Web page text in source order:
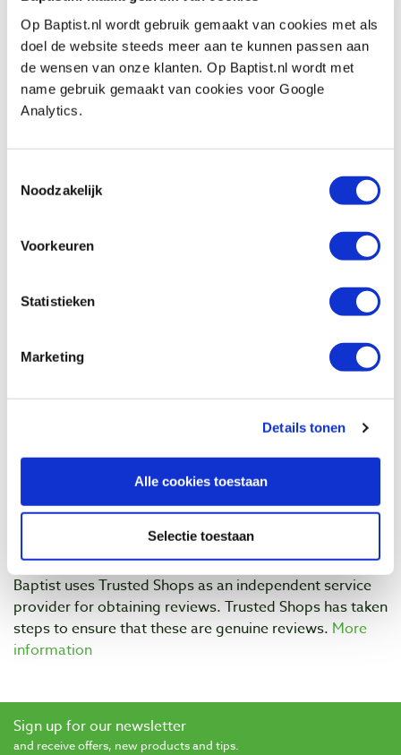
Op Baptist.nl wordt gebruik gemaakt van cookies met als
doel de website steeds meer aan te kunnen passen aan
de wensen van onze klanten. Op Baptist.nl wordt met
name gebruik gemaakt van cookies voor Google
Analytics.
Noodzakelijk
Voorkeuren
Statistieken
Marketing
Details tonen
Alle cookies toestaan
Selectie toestaan
Also view
Veritas spookschaaf vlak
€ 142,00 incl. VAT
Compare
Baptist uses Trusted Shops as an independent service
provider for obtaining reviews. Trusted Shops has taken
steps to ensure that these are genuine reviews. More
information
Sign up for our newsletter
and receive offers, new products and tips.